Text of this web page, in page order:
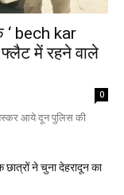
bech kar
में रहने वाले
0
आये दून पुलिस की
ने चुना देहरादून का